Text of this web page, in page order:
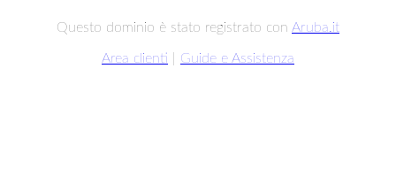
Questo dominio è stato registrato con Aruba.it
Area clienti Guide e Assistenza